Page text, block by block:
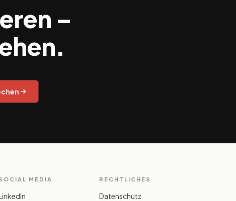
–
MEDIA RECHTLICHES
Datenschutz